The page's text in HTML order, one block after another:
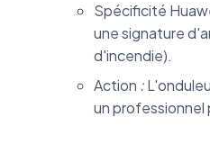
Spécificité
une signature
d'incendie).
Action :
un professionnel